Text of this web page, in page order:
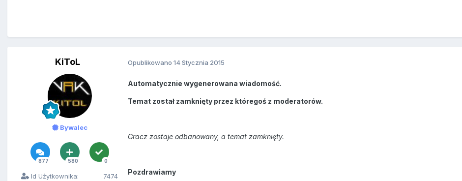
KiToL
Bywalec
877 580 0
Id Użytkownika:
7474
Opublikowano 14 Stycznia 2015
Automatycznie wygenerowana wiadomość.
Temat został zamknięty przez któregoś z moderatorów.
Gracz zostaje odbanowany, a temat zamknięty.
Pozdrawiamy